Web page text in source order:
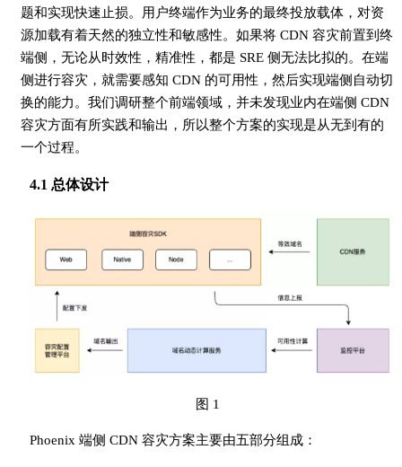
题和实现快速止损。用户终端作为业务的最终投放载体，对资
源加载有着天然的独立性和敏感性。如果将 CDN 容灾前置到终
端侧，无论从时效性，精准性，都是 SRE 侧无法比拟的。在端
侧进行容灾，就需要感知 CDN 的可用性，然后实现端侧自动切
换的能力。我们调研整个前端领域，并未发现业内在端侧 CDN
容灾方面有所实践和输出，所以整个方案的实现是从无到有的
一个过程。
4.1 总体设计
图 1
Phoenix 端侧 CDN 容灾方案主要由五部分组成：